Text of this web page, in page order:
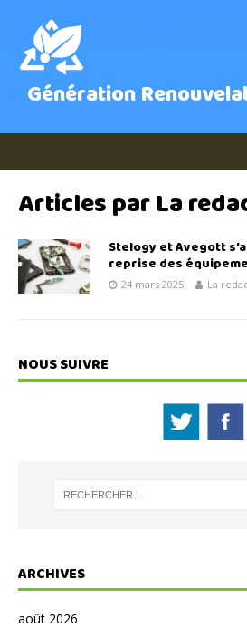
Génération
Articles parLa
Stelogy et Avegott
reprise des
24 mars 2025 La
NOUS SUIVRE
ARCHIVES
août 2026